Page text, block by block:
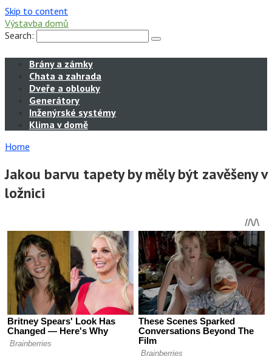
Skip to content
Výstavba domů
Search:
Brány a zámky
Chata a zahrada
Dveře a oblouky
Generátory
Inženýrské systémy
Klima v domě
Home
Jakou barvu tapety by měly být zavěšeny v
ložnici